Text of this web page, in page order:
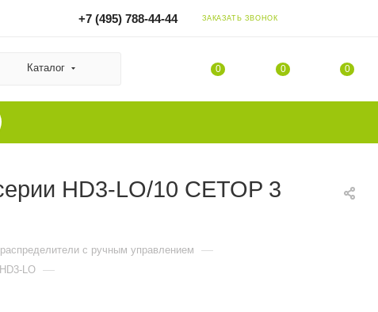
+7 (495) 788-44-44 ЗАКАЗАТЬ ЗВОНОК
Каталог 0 0 0
HD3-LO/10 CETOP 3
с ручным управлением —
LO —